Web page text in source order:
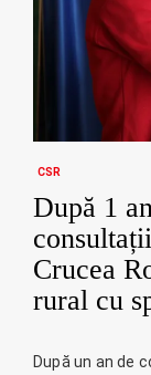
CSR
După 1
Crucea
rural cu
După un an de